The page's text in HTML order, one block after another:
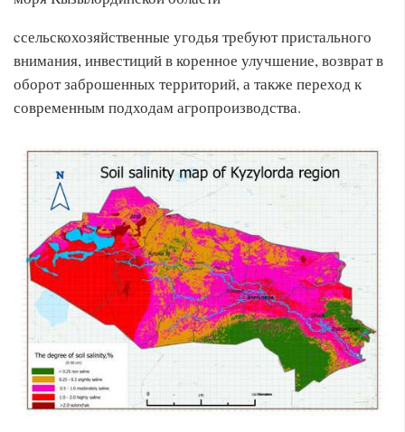
cсельскохозяйственные угодья требуют пристального
внимания, инвестиций в коренное улучшение, возврат в
оборот заброшенных территорий, а также переход к
современным подходам агропроизводства.